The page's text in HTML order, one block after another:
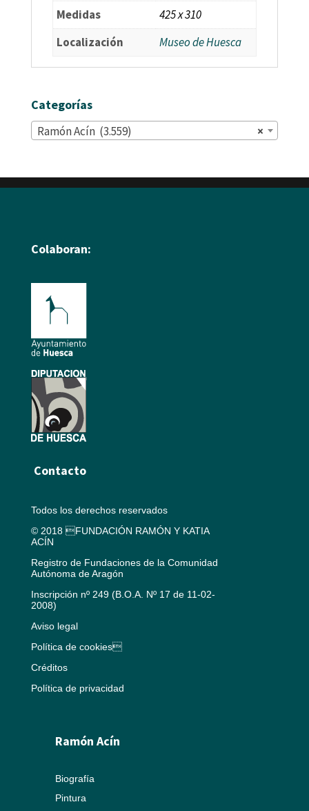
Medidas
425 x 310
Localización
Museo de Huesca
Categorías
×
Ramón Acín (3.559)
Colaboran:
Contacto
Todos los derechos reservados
© 2018 FUNDACIÓN RAMÓN Y KATIA
ACÍN
Registro de Fundaciones de la Comunidad
Autónoma de Aragón
Inscripción nº 249 (B.O.A. Nº 17 de 11-02-
2008)
Aviso legal
Política de cookies
Créditos
Política de privacidad
Ramón Acín
Biografía
Pintura